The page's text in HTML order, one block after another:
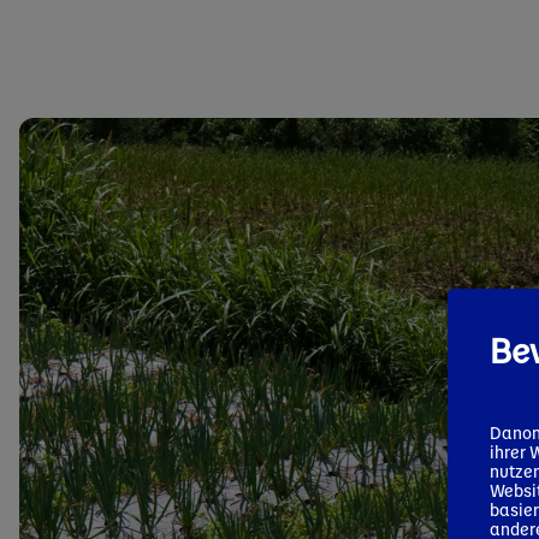
ihrer